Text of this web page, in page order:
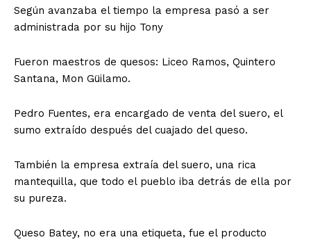
Según avanzaba el tiempo la empresa pasó a ser
administrada por su hijo Tony
Fueron maestros de quesos: Liceo Ramos, Quintero
Santana, Mon Güilamo.
Pedro Fuentes, era encargado de venta del suero, el
sumo extraído después del cuajado del queso.
También la empresa extraía del suero, una rica
mantequilla, que todo el pueblo iba detrás de ella por
su pureza.
Queso Batey, no era una etiqueta, fue el producto